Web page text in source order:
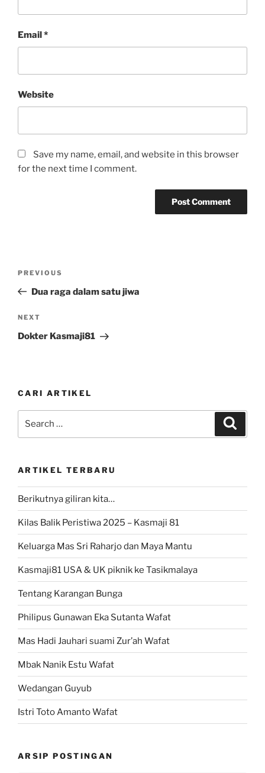
Email *
Website
Save my name, email, and website in this browser
for the next time I comment.
Previous
Post
PREVIOUS
Dua raga dalam satu jiwa
Next
Post
NEXT
Dokter Kasmaji81
CARI ARTIKEL
ARTIKEL TERBARU
Berikutnya giliran kita…
Kilas Balik Peristiwa 2025 – Kasmaji 81
Keluarga Mas Sri Raharjo dan Maya Mantu
Kasmaji81 USA & UK piknik ke Tasikmalaya
Tentang Karangan Bunga
Philipus Gunawan Eka Sutanta Wafat
Mas Hadi Jauhari suami Zur’ah Wafat
Mbak Nanik Estu Wafat
Wedangan Guyub
Istri Toto Amanto Wafat
ARSIP POSTINGAN